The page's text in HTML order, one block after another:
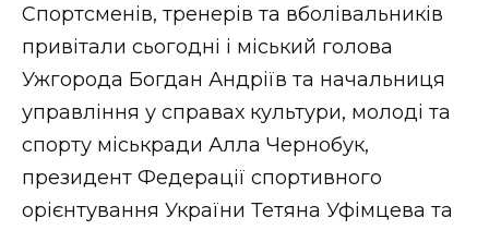
Спортсменів, тренерів та вболівальників
привітали сьогодні і міський голова
Ужгорода Богдан Андріїв та начальниця
управління у справах культури, молоді та
спорту міськради Алла Чернобук,
президент Федерації спортивного
орієнтування України Тетяна Уфімцева та